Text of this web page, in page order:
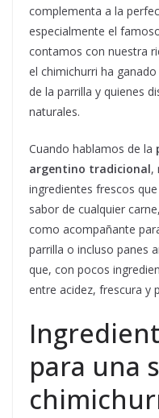
complementa a la
especialmente el
contamos con nuestra
el chimichurri ha
de la parrilla y quienes
naturales.
Cuando hablamos de la
argentino tradicional,
ingredientes frescos
sabor de cualquier
como acompañante
parrilla o incluso panes
que, con pocos
entre acidez, frescura y
para una